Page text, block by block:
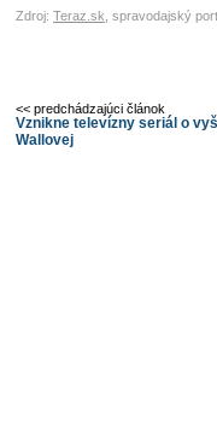
Zdroj: Teraz.sk , spravodajský
<< predchádzajúci článok
Vznikne televízny seriál o
Wallovej